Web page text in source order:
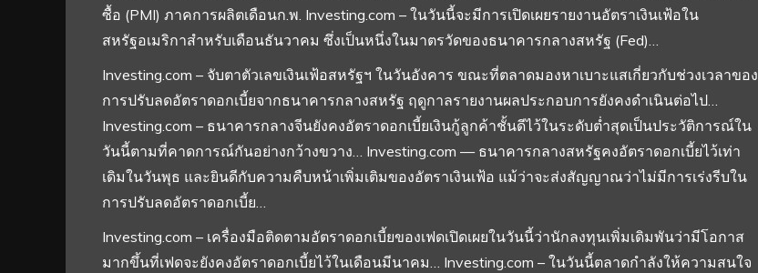
ซื้อ (PMI) ภาคการผลิตเดือนก.พ. Investing.com – ในวันนี้จะมีการเปิดเผยรายงานอัตราเงินเฟ้อใน
สหรัฐอเมริกาสำหรับเดือนธันวาคม ซึ่งเป็นหนึ่งในมาตรวัดของธนาคารกลางสหรัฐ (Fed)…
Investing.com – จับตาตัวเลขเงินเฟ้อสหรัฐฯ ในวันอังคาร ขณะที่ตลาดมองหาเบาะแสเกี่ยวกับช่วงเวลาของ
การปรับลดอัตราดอกเบี้ยจากธนาคารกลางสหรัฐ ฤดูกาลรายงานผลประกอบการยังคงดำเนินต่อไป…
Investing.com – ธนาคารกลางจีนยังคงอัตราดอกเบี้ยเงินกู้ลูกค้าชั้นดีไว้ในระดับต่ำสุดเป็นประวัติการณ์ใน
วันนี้ตามที่คาดการณ์กันอย่างกว้างขวาง… Investing.com — ธนาคารกลางสหรัฐคงอัตราดอกเบี้ยไว้เท่า
เดิมในวันพุธ และยินดีกับความคืบหน้าเพิ่มเติมของอัตราเงินเฟ้อ แม้ว่าจะส่งสัญญาณว่าไม่มีการเร่งรีบใน
การปรับลดอัตราดอกเบี้ย…
Investing.com – เครื่องมือติดตามอัตราดอกเบี้ยของเฟดเปิดเผยในวันนี้ว่านักลงทุนเพิ่มเดิมพันว่ามีโอกาส
มากขึ้นที่เฟดจะยังคงอัตราดอกเบี้ยไว้ในเดือนมีนาคม… Investing.com – ในวันนี้ตลาดกำลังให้ความสนใจ